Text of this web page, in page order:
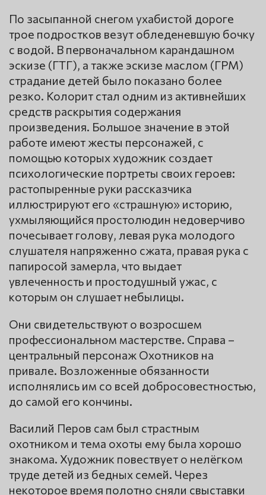
По засыпанной снегом ухабистой дороге
трое подростков везут обледеневшую бочку
с водой. В первоначальном карандашном
эскизе (ГТГ), а также эскизе маслом (ГРМ)
страдание детей было показано более
резко. Колорит стал одним из активнейших
средств раскрытия содержания
произведения. Большое значение в этой
работе имеют жесты персонажей, с
помощью которых художник создает
психологические портреты своих героев:
растопыренные руки рассказчика
иллюстрируют его «страшную» историю,
ухмыляющийся простолюдин недоверчиво
почесывает голову, левая рука молодого
слушателя напряженно сжата, правая рука с
папиросой замерла, что выдает
увлеченность и простодушный ужас, с
которым он слушает небылицы.
Они свидетельствуют о возросшем
профессиональном мастерстве. Справа –
центральный персонаж Охотников на
привале. Возложенные обязанности
исполнялись им со всей добросовестностью,
до самой его кончины.
Василий Перов сам был страстным
охотником и тема охоты ему была хорошо
знакома. Художник повествует о нелёгком
труде детей из бедных семей. Через
некоторое время полотно сняли свыставки